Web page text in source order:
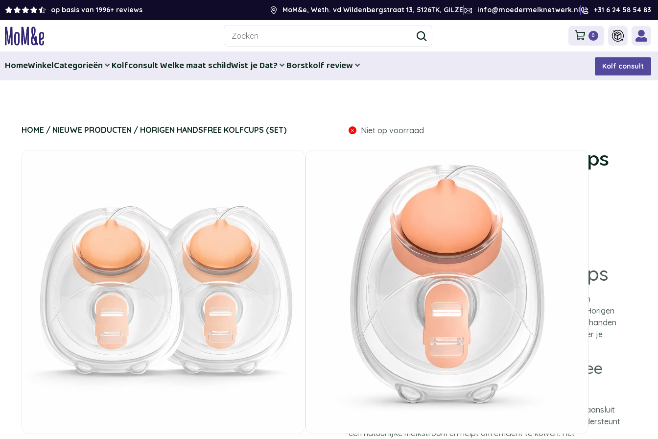
op basis van 1996+ reviews MoM&e, Weth. vd Wildenbergstraat 13, 5126TK, GILZE info@moedermelknetwerk.nl +31 6 24 58 54 83
0
HomeWinkelCategorieën KolfconsultWelke maat schildWist je Dat? Borstkolf review Kolf consult
HOME / NIEUWE PRODUCTEN / HORIGEN HANDSFREE KOLFCUPS (SET) Niet op voorraad
Horigen Handsfree kolfcups
62,50
Beschrijving
Horigen Handsfree Kolfcups
Horigen Handsfree Kolfcups maken kolven comfortabel, flexibel en
discreet. Dankzij het lichte en ergonomische ontwerp draag je de Horigen
handsfree kolfcups eenvoudig in je voedingsbeha, waardoor je je handen
vrij hebt tijdens het kolven. Ideaal voor thuis, onderweg of wanneer je
meerdere dingen tegelijk wilt doen.
Comfortabel en efficiënt handsfree
kolven
De cups zijn ontworpen met een comfortabele pasvorm die goed aansluit
op de borst zonder druk uit te oefenen op de melkkanalen. Dit ondersteunt
een natuurlijke melkstroom en helpt om efficiënt te kolven. Het